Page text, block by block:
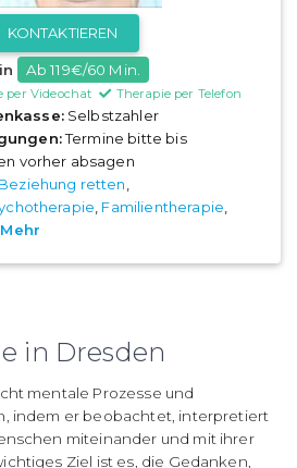
KONTAKTIEREN
Ab 119€/60 Min.
per Videochat Therapie per Telefon
Selbstzahler
Termine bitte bis
vorher absagen
Beziehung retten
Familientherapie
Mehr
in Dresden
mentale Prozesse und
indem er beobachtet, interpretiert
miteinander und mit ihrer
Ziel ist es, die Gedanken,